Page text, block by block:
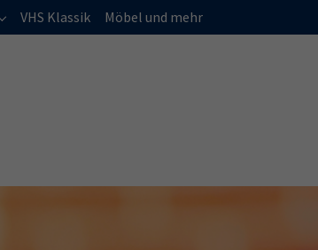
Submenu for "Über uns"
VHS Klassik Möbel und mehr